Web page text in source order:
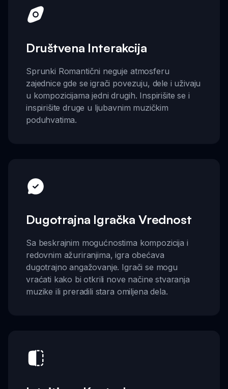
Društvena Interakcija
Sprunki Romantični neguje atmosferu
zajednice gde se igrači povezuju, dele i uživaju
u kompozicijama jedni drugih. Inspirišite se i
inspirišite druge u ljubavnim muzičkim
poduhvatima.
Dugotrajna Igračka Vrednost
Sa beskrajnim mogućnostima kompozicija i
redovnim ažuriranjima, igra obećava
dugotrajno angažovanje. Igrači se mogu
vraćati kako bi otkrili nove načine stvaranja
muzike ili preradili stara omiljena dela.